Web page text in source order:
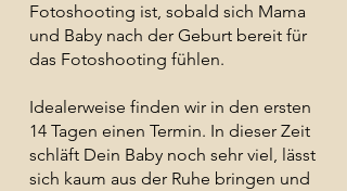
Fotoshooting ist, sobald sich Mama
und Baby nach der Geburt bereit für
das Fotoshooting fühlen.
Idealerweise finden wir in den ersten
14 Tagen einen Termin. In dieser Zeit
schläft Dein Baby noch sehr viel, lässt
sich kaum aus der Ruhe bringen und